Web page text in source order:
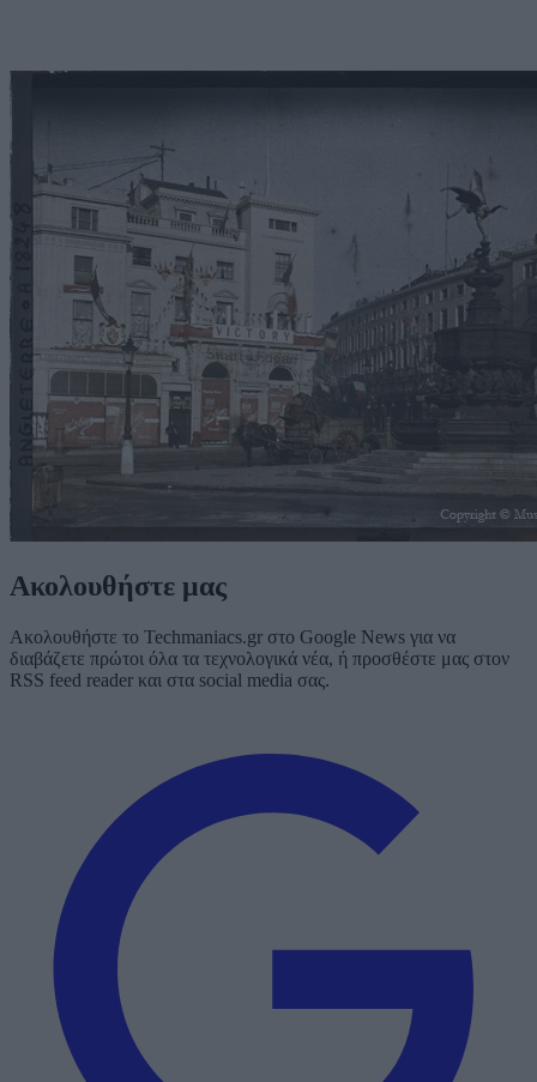
Ακολουθήστε μας
Ακολουθήστε το Techmaniacs.gr στο Google News για να
διαβάζετε πρώτοι όλα τα τεχνολογικά νέα, ή προσθέστε μας στον
RSS feed reader και στα social media σας.